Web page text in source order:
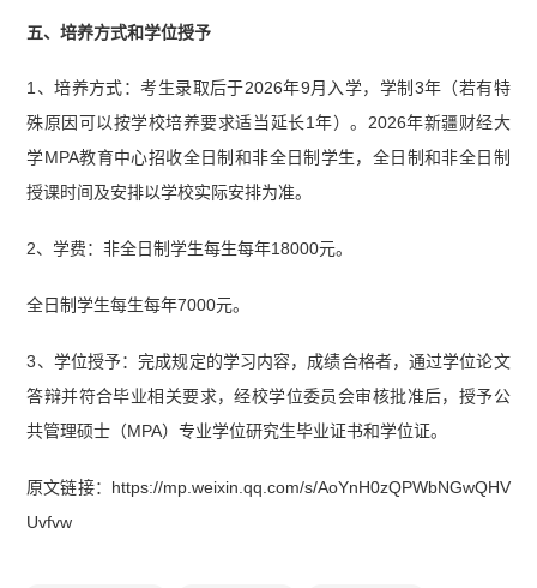
五、培养方式和学位授予
1、培养方式：考生录取后于2026年9月入学，学制3年（若有特
殊原因可以按学校培养要求适当延长1年）。2026年新疆财经大
学MPA教育中心招收全日制和非全日制学生，全日制和非全日制
授课时间及安排以学校实际安排为准。
2、学费：非全日制学生每生每年18000元。
全日制学生每生每年7000元。
3、学位授予：完成规定的学习内容，成绩合格者，通过学位论文
答辩并符合毕业相关要求，经校学位委员会审核批准后，授予公
共管理硕士（MPA）专业学位研究生毕业证书和学位证。
原文链接：https://mp.weixin.qq.com/s/AoYnH0zQPWbNGwQHV
Uvfvw